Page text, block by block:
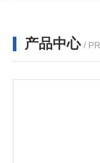
产品中心 /